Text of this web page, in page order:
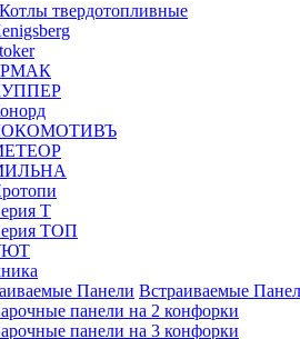
Котлы твердотопливные
Т
ТОП
Встраиваемые
панели на 2 конфорки
панели на 3 конфорки